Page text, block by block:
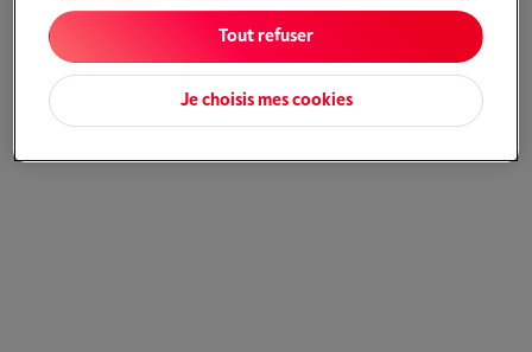
Je choisis mes cookies
Tout refuser